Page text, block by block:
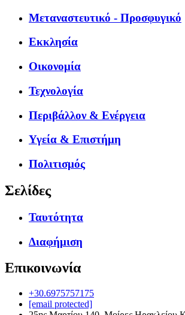
Μεταναστευτικό - Προσφυγικό
Εκκλησία
Οικονομία
Τεχνολογία
Περιβάλλον & Ενέργεια
Υγεία & Επιστήμη
Πολιτισμός
Σελίδες
Ταυτότητα
Διαφήμιση
Επικοινωνία
+30.6975757175
[email protected]